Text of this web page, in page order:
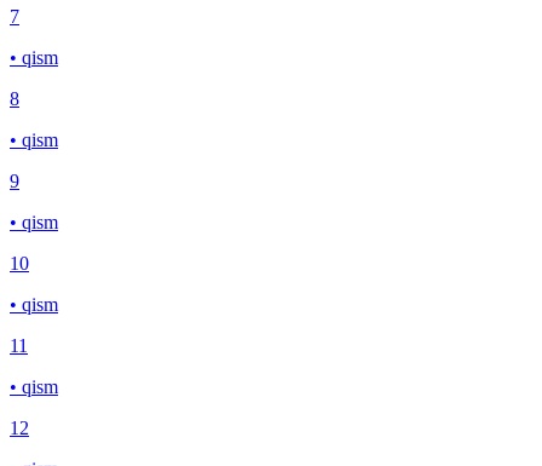
7
• qism
8
• qism
9
• qism
10
• qism
11
• qism
12